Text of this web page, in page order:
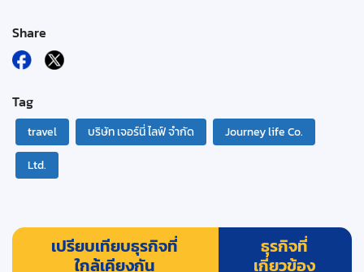
Share
Tag
travel บริษัท เจอร์นี่ ไลฟ์ จำกัด
Journey life Co.
Ltd.
เปรียบเทียบธุรกิจที่
ใกล้เคียงกัน
ธุรกิจที่
เกี่ยวข้อง